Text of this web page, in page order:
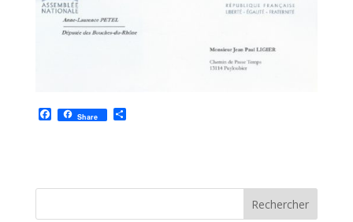
F
a
o
Share P
e